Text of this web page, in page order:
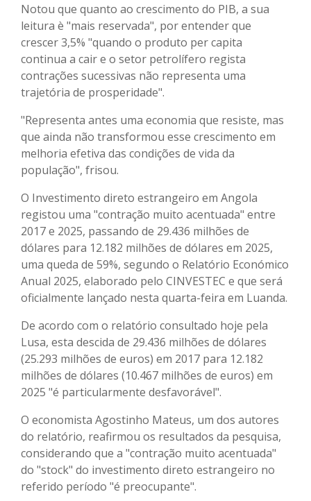
Notou que quanto ao crescimento do PIB, a sua
leitura è "mais reservada", por entender que
crescer 3,5% "quando o produto per capita
continua a cair e o setor petrolífero regista
contrações sucessivas não representa uma
trajetória de prosperidade".
"Representa antes uma economia que resiste, mas
que ainda não transformou esse crescimento em
melhoria efetiva das condições de vida da
população", frisou.
O Investimento direto estrangeiro em Angola
registou uma "contração muito acentuada" entre
2017 e 2025, passando de 29.436 milhões de
dólares para 12.182 milhões de dólares em 2025,
uma queda de 59%, segundo o Relatório Económico
Anual 2025, elaborado pelo CINVESTEC e que será
oficialmente lançado nesta quarta-feira em Luanda.
De acordo com o relatório consultado hoje pela
Lusa, esta descida de 29.436 milhões de dólares
(25.293 milhões de euros) em 2017 para 12.182
milhões de dólares (10.467 milhões de euros) em
2025 "é particularmente desfavorável".
O economista Agostinho Mateus, um dos autores
do relatório, reafirmou os resultados da pesquisa,
considerando que a "contração muito acentuada"
do "stock" do investimento direto estrangeiro no
referido período "é preocupante".